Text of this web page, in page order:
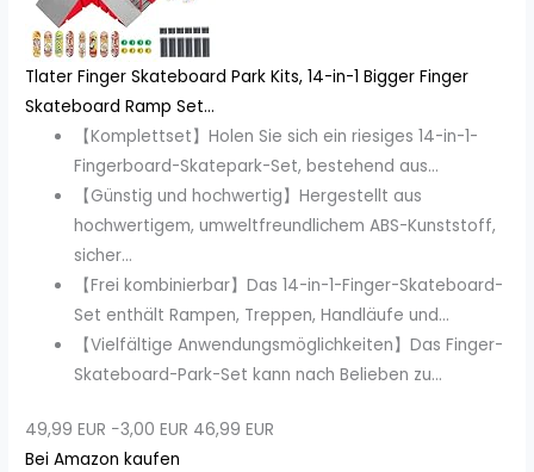
Tlater Finger Skateboard Park Kits, 14-in-1 Bigger Finger
Skateboard Ramp Set...
【Komplettset】Holen Sie sich ein riesiges 14-in-1-
Fingerboard-Skatepark-Set, bestehend aus...
【Günstig und hochwertig】Hergestellt aus
hochwertigem, umweltfreundlichem ABS-Kunststoff,
sicher...
【Frei kombinierbar】Das 14-in-1-Finger-Skateboard-
Set enthält Rampen, Treppen, Handläufe und...
【Vielfältige Anwendungsmöglichkeiten】Das Finger-
Skateboard-Park-Set kann nach Belieben zu...
49,99 EUR −3,00 EUR 46,99 EUR
Bei Amazon kaufen